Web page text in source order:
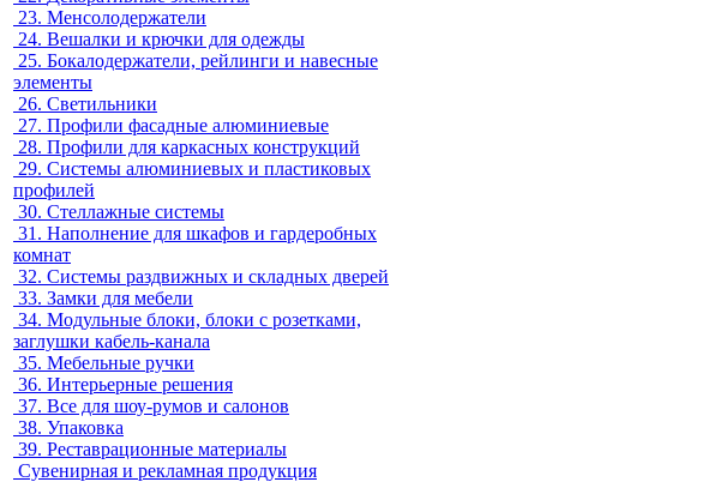
23. Менсолодержатели
24. Вешалки и крючки для одежды
25. Бокалодержатели, рейлинги и навесные
элементы
26. Светильники
27. Профили фасадные алюминиевые
28. Профили для каркасных конструкций
29. Системы алюминиевых и пластиковых
профилей
30. Стеллажные системы
31. Наполнение для шкафов и гардеробных
комнат
32. Системы раздвижных и складных дверей
33. Замки для мебели
34. Модульные блоки, блоки с розетками,
заглушки кабель-канала
35. Мебельные ручки
36. Интерьерные решения
37. Все для шоу-румов и салонов
38. Упаковка
39. Реставрационные материалы
Сувенирная и рекламная продукция